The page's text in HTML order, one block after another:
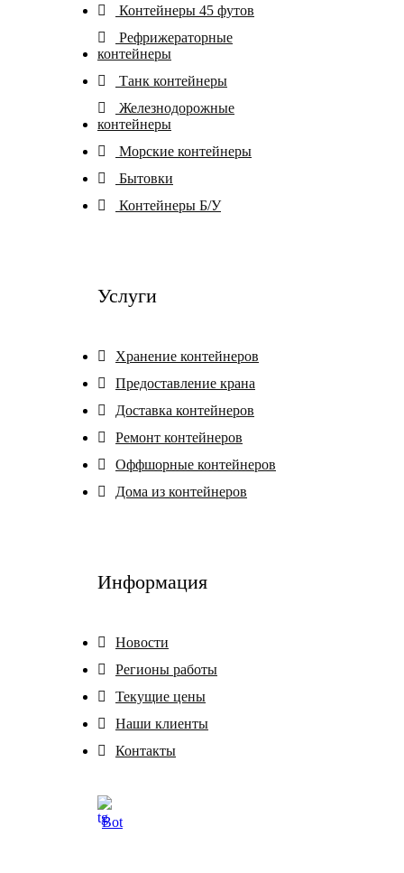
Контейнеры 45 футов
Рефрижераторные
контейнеры
Танк контейнеры
Железнодорожные
контейнеры
Морские контейнеры
Бытовки
Контейнеры Б/У
Услуги
Хранение контейнеров
Предоставление крана
Доставка контейнеров
Ремонт контейнеров
Оффшорные контейнеров
Дома из контейнеров
Информация
Новости
Регионы работы
Текущие цены
Наши клиенты
Контакты
Bot